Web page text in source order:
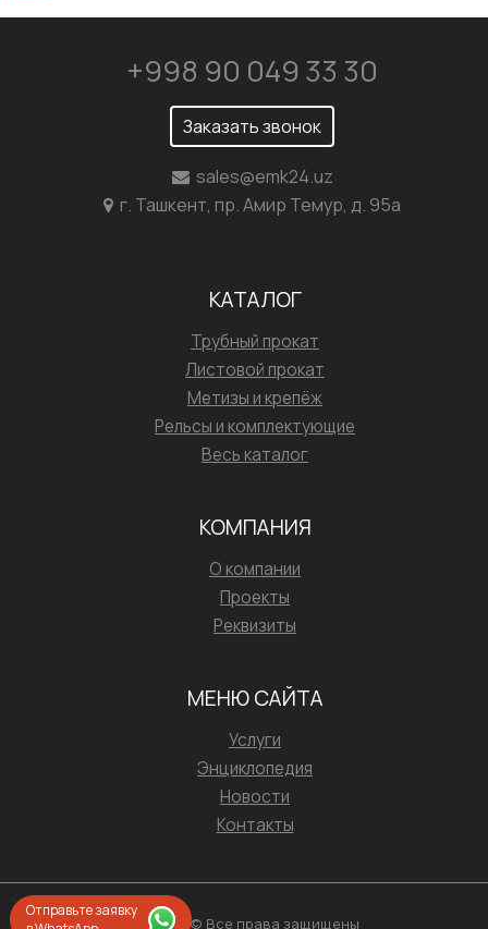
Отправьте заявку
+998 90 049 33 30
Заказать звонок
sales@emk24.uz
г. Ташкент, пр. Амир Темур, д. 95а
КАТАЛОГ
Трубный прокат
Листовой прокат
Метизы и крепёж
Рельсы и комплектующие
Весь каталог
КОМПАНИЯ
О компании
Проекты
Реквизиты
МЕНЮ САЙТА
Услуги
Энциклопедия
Новости
Контакты
2026 © Все права защищены